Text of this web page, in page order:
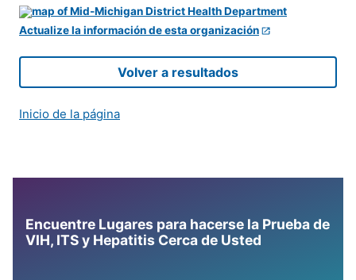
Actualize la información de esta organización
Volver a resultados
Inicio de la página
Encuentre Lugares para hacerse la Prueba de
VIH, ITS y Hepatitis Cerca de Usted